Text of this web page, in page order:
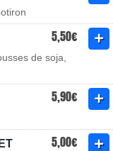
5,50€
de soja,
5,90€
5,00€